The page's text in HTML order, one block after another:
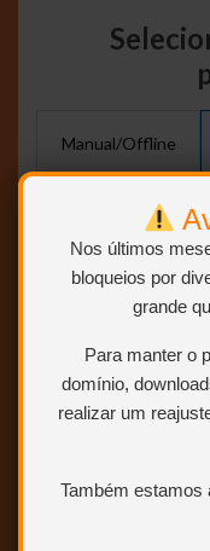
Nos últimos
bloqueios por
grande
Para manter o
domínio,
realizar um
Também estamos
Manual/Offline
SOBRE